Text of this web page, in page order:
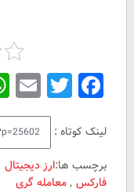
لینک کوتاه :
برچسب ها:ارز دیجیتال
فارکس ,معامله گری